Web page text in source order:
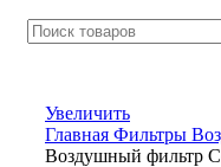
Увеличить
Главная Фильтры
Воздушный фильтр